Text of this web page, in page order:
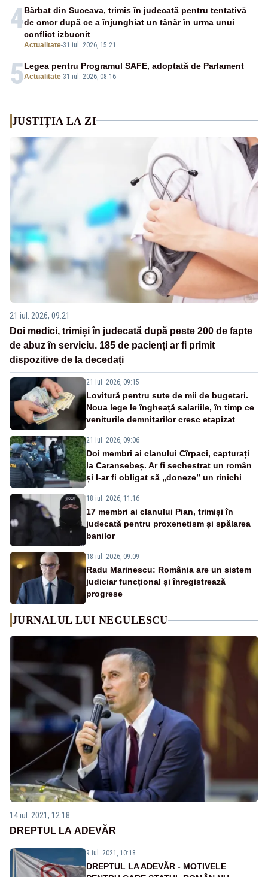
4
Actualitate-31 iul. 2026, 15:21
Bărbat din Suceava, trimis în judecată pentru tentativă
de omor după ce a înjunghiat un tânăr în urma unui
conflict izbucnit
5Actualitate-31 iul. 2026, 08:16
Legea pentru Programul SAFE, adoptată de Parlament
JUSTIȚIA LA ZI
21 iul. 2026, 09:21
Doi medici, trimiși în judecată după peste 200 de fapte
de abuz în serviciu. 185 de pacienți ar fi primit
dispozitive de la decedați
21 iul. 2026, 09:15
Lovitură pentru sute de mii de bugetari.
Noua lege le îngheață salariile, în timp ce
veniturile demnitarilor cresc etapizat
21 iul. 2026, 09:06
Doi membri ai clanului Cîrpaci, capturați
la Caransebeș. Ar fi sechestrat un român
și l-ar fi obligat să „doneze” un rinichi
18 iul. 2026, 11:16
17 membri ai clanului Pian, trimiși în
judecată pentru proxenetism și spălarea
banilor
18 iul. 2026, 09:09
Radu Marinescu: România are un sistem
judiciar funcțional și înregistrează
progrese
JURNALUL LUI NEGULESCU
14 iul. 2021, 12:18
DREPTUL LA ADEVĂR
9 iul. 2021, 10:18
DREPTUL LA ADEVĂR - MOTIVELE